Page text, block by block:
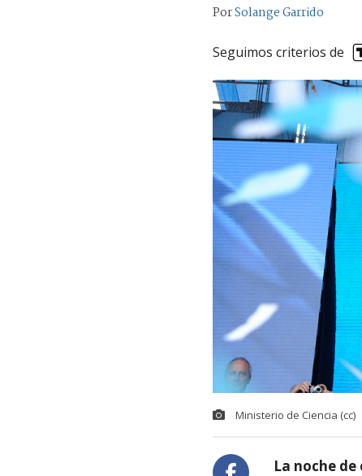
PorSolange Garrido
Seguimos criterios de
Ministerio de Ciencia (cc)
La noche